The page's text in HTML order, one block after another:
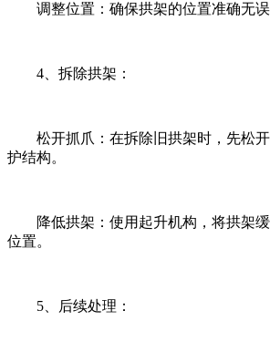
调整位置：确保拱架的位置准确无误
4、拆除拱架：
松开抓爪：在拆除旧拱架时，先松开
护结构。
降低拱架：使用起升机构，将拱架缓
位置。
5、后续处理：